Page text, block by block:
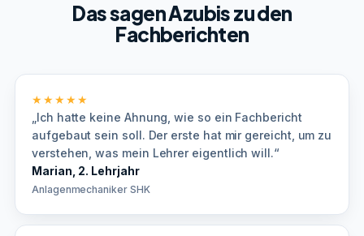
Das sagen Azubis zu den
Fachberichten
★★★★★
„Ich hatte keine Ahnung, wie so ein Fachbericht
aufgebaut sein soll. Der erste hat mir gereicht, um zu
verstehen, was mein Lehrer eigentlich will.“
Marian, 2. Lehrjahr
Anlagenmechaniker SHK